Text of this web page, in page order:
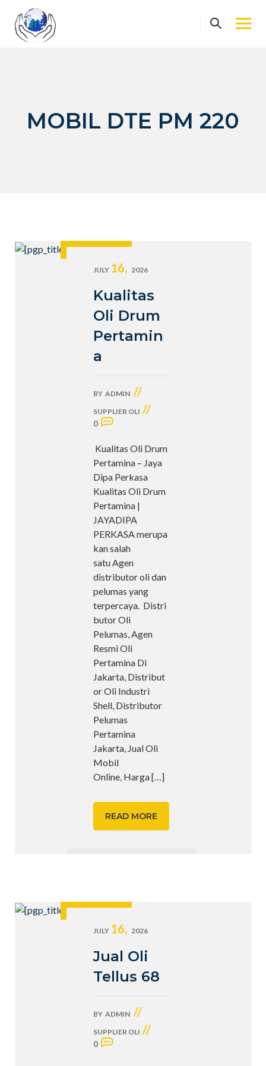
content
MOBIL DTE PM 220
JULY 16, 2026
Kualitas
Oli Drum
Pertamin
a
BY ADMIN //
SUPPLIER OLI //
0
Kualitas Oli Drum
Pertamina – Jaya
Dipa Perkasa
Kualitas Oli Drum
Pertamina |
JAYADIPA
PERKASA merupa
kan salah
satu Agen
distributor oli dan
pelumas yang
terpercaya. Distri
butor Oli
Pelumas, Agen
Resmi Oli
Pertamina Di
Jakarta, Distribut
or Oli Industri
Shell, Distributor
Pelumas
Pertamina
Jakarta, Jual Oli
Mobil
Online, Harga[…]
READ MORE
JULY 16, 2026
Jual Oli
Tellus 68
BY ADMIN //
SUPPLIER OLI //
0